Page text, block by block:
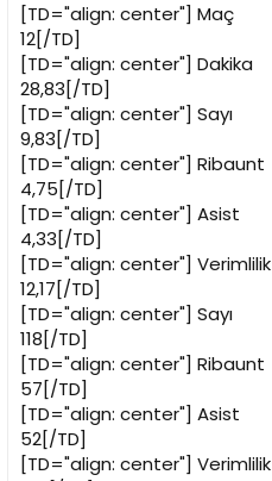
[TD="align: center"] Maç
12[/TD]
[TD="align: center"] Dakika
28,83[/TD]
[TD="align: center"] Sayı
9,83[/TD]
[TD="align: center"] Ribaunt
4,75[/TD]
[TD="align: center"] Asist
4,33[/TD]
[TD="align: center"] Verimlilik
12,17[/TD]
[TD="align: center"] Sayı
118[/TD]
[TD="align: center"] Ribaunt
57[/TD]
[TD="align: center"] Asist
52[/TD]
[TD="align: center"] Verimlilik